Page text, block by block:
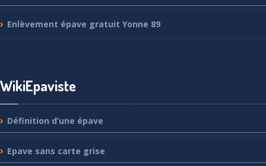
Enlèvement épave gratuit Yonne 89
WikiEpaviste
Définition d’une épave
Epave sans carte grise